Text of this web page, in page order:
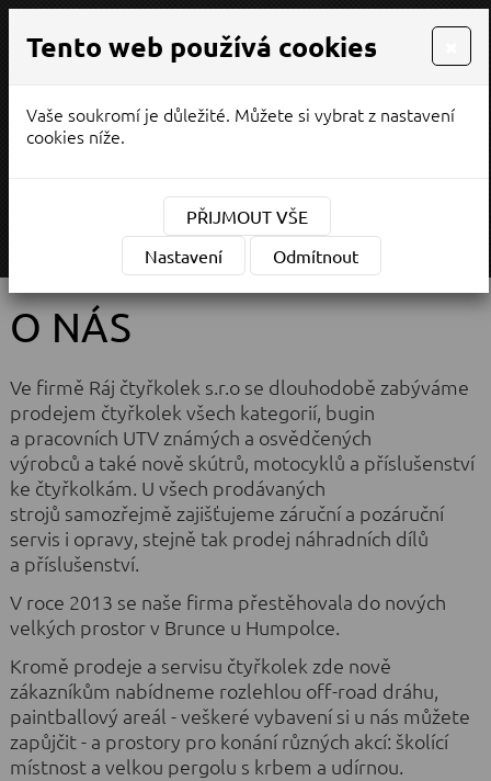
PRODEJ / SERVIS
Měna:(CZK)
MENU
O NÁS
Ve firmě Ráj čtyřkolek s.r.o se dlouhodobě zabýváme
prodejem čtyřkolek všech kategorií, bugin
a pracovních UTV známých a osvědčených
výrobců a také nově skútrů, motocyklů a příslušenství
ke čtyřkolkám. U všech prodávaných
strojů samozřejmě zajišťujeme záruční a pozáruční
servis i opravy, stejně tak prodej náhradních dílů
a příslušenství.
V roce 2013 se naše firma přestěhovala do nových
velkých prostor v Brunce u Humpolce.
Kromě prodeje a servisu čtyřkolek zde nově
zákazníkům nabídneme rozlehlou off-road dráhu,
paintballový areál - veškeré vybavení si u nás můžete
zapůjčit - a prostory pro konání různých akcí: školící
místnost a velkou pergolu s krbem a udírnou.
Tento web používá cookies
Vaše soukromí je důležité. Můžete si vybrat z nastavení
cookies níže.
PŘIJMOUT VŠE
Nastavení
Odmítnout